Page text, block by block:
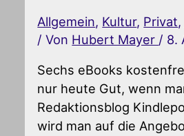
Allgemein, Kultur, Privat,
/ Von Hubert Mayer / 8.
Sechs eBooks
nur heute Gut, wenn
Redaktionsblog
wird man auf die